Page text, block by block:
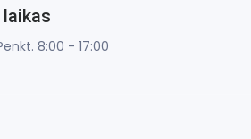
laikas
8:00 - 17:00